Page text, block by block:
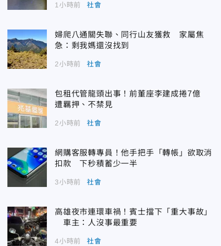
1小時前 社會
婦爬八通關失聯、同行山友獲救 家屬焦
急：剩我媽還沒找到
2小時前 社會
包租代管龍頭出事！前董座李建成捲7億
遭羈押、不禁見
2小時前 社會
網購客服轉專員！他手把手「轉帳」欲取消
扣款 下秒積蓄少一半
3小時前 社會
高雄夜市連環車禍！賓士擋下「重大事故」
車主：人沒事最重要
4小時前 社會